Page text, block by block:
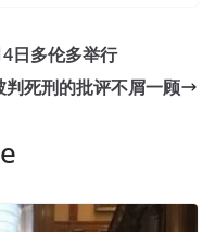
日多伦多举行
死刑的批评不屑一顾